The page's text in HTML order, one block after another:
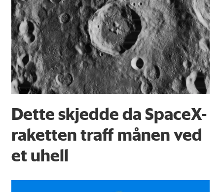
Dette skjedde da SpaceX-
raketten traff månen ved
et uhell